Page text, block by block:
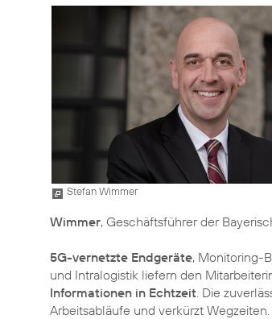
Stefan Wimmer
Wimmer, Geschäftsführer der
5G-vernetzte Endgeräte, Monitoring-
und Intralogistik liefern den
Informationen in Echtzeit. Die
Arbeitsabläufe und verkürzt